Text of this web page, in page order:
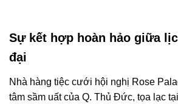
Sự kết hợp hoàn hảo giữa
đại
Nhà hàng tiệc cưới hội nghị Rose
tâm sầm uất của Q. Thủ Đức, tọa lạc